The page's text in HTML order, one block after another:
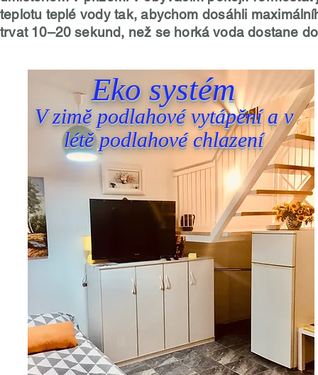
teplotu teplé vody tak, abychom dosáhli
trvat 10–20 sekund, než se horká voda dostane
Eko systém
V zimě podlahové vytápění a v
létě podlahové chlazení